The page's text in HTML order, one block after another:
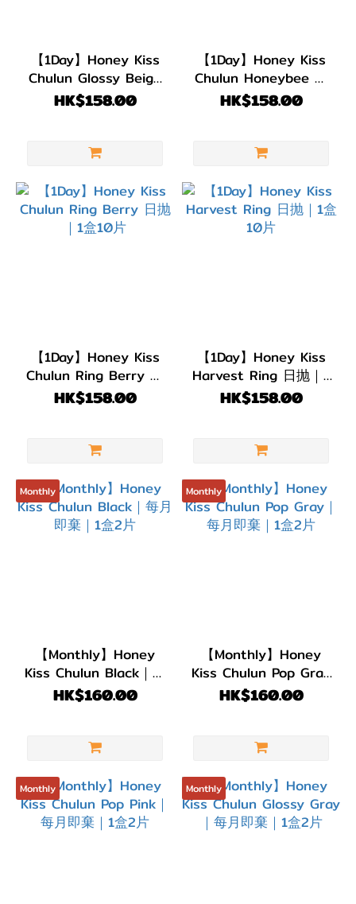
【1Day】Honey Kiss
Chulun Glossy Beige
日抛｜1盒10片
HK$158.00
【1Day】Honey Kiss
Chulun Honeybee 日
抛｜1盒10片
HK$158.00
【1Day】Honey Kiss
Chulun Ring Berry 日
抛｜1盒10片
HK$158.00
【1Day】Honey Kiss
Harvest Ring 日抛｜1
盒10片
HK$158.00
Monthly
【Monthly】Honey
Kiss Chulun Black｜每
月即棄｜1盒2片
HK$160.00
Monthly
【Monthly】Honey
Kiss Chulun Pop Gray
｜每月即棄｜1盒2片
HK$160.00
Monthly Monthly